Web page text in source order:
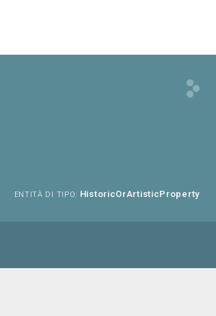
ENTITÀ DI TIPO: HistoricOrArtisticProperty